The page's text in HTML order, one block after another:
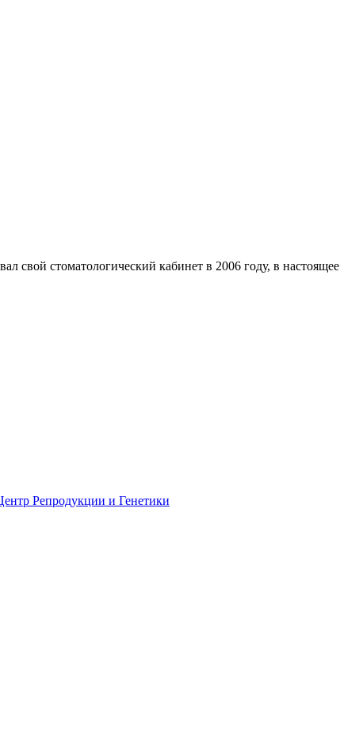
свой стоматологический кабинет в 2006 году, в настоящее
Репродукции и Генетики